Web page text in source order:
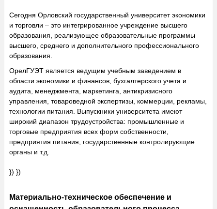
Сегодня Орловский государственный университет экономики
и торговли – это интегрированное учреждение высшего
образования, реализующее образовательные программы
высшего, среднего и дополнительного профессионального
образования.
ОрелГУЭТ является ведущим учебным заведением в
области экономики и финансов, бухгалтерского учета и
аудита, менеджмента, маркетинга, антикризисного
управления, товароведной экспертизы, коммерции, рекламы,
технологии питания. Выпускники университета имеют
широкий диапазон трудоустройства: промышленные и
торговые предприятия всех форм собственности,
предприятия питания, государственные контролирующие
органы и т.д.
}) })
Материально-техническое обеспечение и